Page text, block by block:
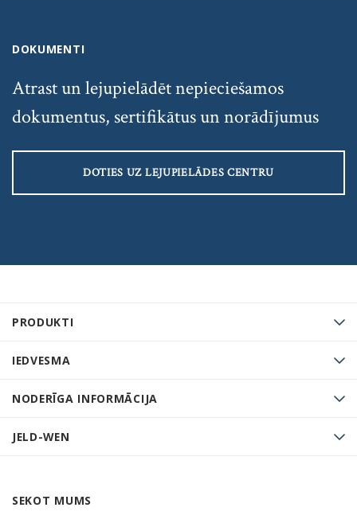
PRODUKTI
IEDVESMA
NODERĪGA INFORMĀCIJA
JELD-WEN
SEKOT MUMS
DOKUMENTI
Atrast un lejupielādēt nepieciešamos
dokumentus, sertifikātus un norādījumus
DOTIES UZ LEJUPIELĀDES CENTRU